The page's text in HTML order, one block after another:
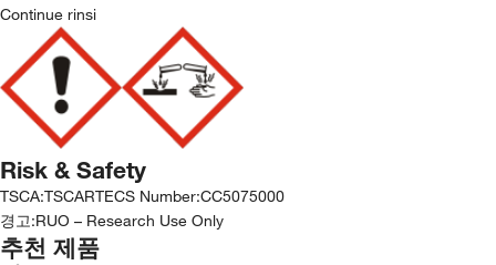
Continue rinsi
Risk & Safety
TSCA:TSCARTECS Number:CC5075000
경고:RUO – Research Use Only
추천 제품